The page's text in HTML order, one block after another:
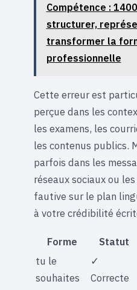
Compétence :
structurer,
transformer la
professionnelle
Cette erreur est
perçue dans les
les examens, les
les contenus publics.
parfois dans les
réseaux sociaux ou
fautive sur le plan
à votre crédibilité
Forme Statut
tu le
souhaites
✓
Correcte